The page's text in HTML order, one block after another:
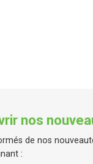
nos
de nos
: